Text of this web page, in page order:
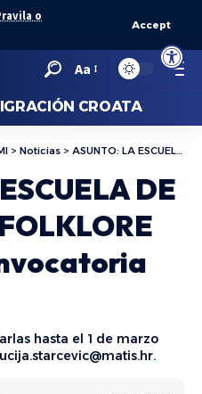
Abrir
o
Accept
Aa
CROATA
> Noticias > ASUNTO: LA ESCUELA DE VERANO DE FOLKLORE CROATA- convocatoria para aplicar
DE
hasta el 1 de marzo